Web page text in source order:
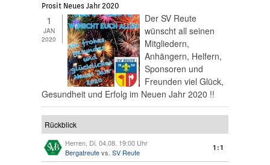
Prosit Neues Jahr 2020
1
JAN
2020
Der SV Reute
wünscht all seinen
Mitgliedern,
Anhängern, Helfern,
Sponsoren und
Freunden viel Glück,
Gesundheit und Erfolg im Neuen Jahr 2020 !!
Rückblick
Herren, Di. 04.08. 19:00 Uhr
Bergatreutevs. SV Reute
1:1